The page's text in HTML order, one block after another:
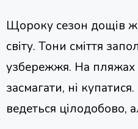
Щороку сезон дощів
світу. Тони сміття
узбережжя. На пляжах
засмагати, ні
ведеться цілодобово,